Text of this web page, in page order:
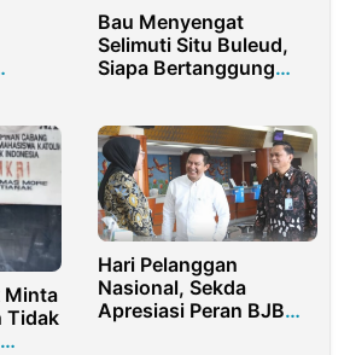
Bau Menyengat
Selimuti Situ Buleud,
Siapa Bertanggung
Minta
Tidak
Hari Pelanggan
Nasional, Sekda
Apresiasi Peran BJB